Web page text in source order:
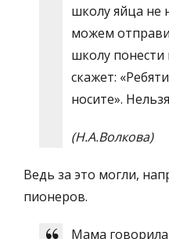
школу яйца не
можем
школу понести
скажет:
носите».
(Н.А.Волкова)
Ведь за это могли,
пионеров.
Мама